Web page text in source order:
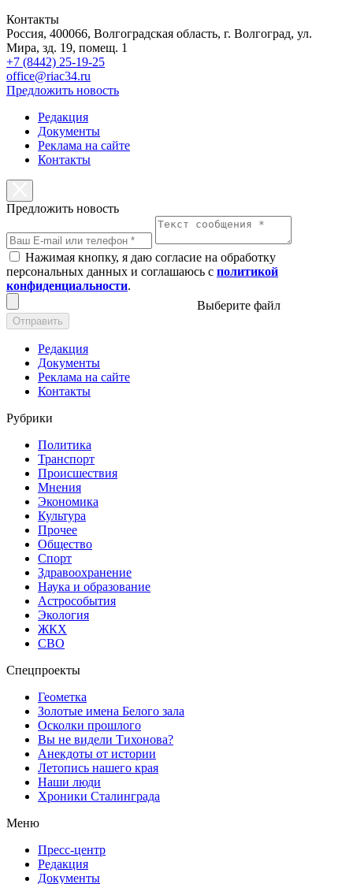
Контакты
Россия, 400066, Волгоградская область, г. Волгоград, ул.
Мира, зд. 19, помещ. 1
+7 (8442) 25-19-25
office@riac34.ru
Предложить новость
Редакция
Документы
Реклама на сайте
Контакты
Предложить новость
Нажимая кнопку, я даю согласие на обработку
персональных данных и соглашаюсь с политикой
конфиденциальности.
Выберите файл
Отправить
Редакция
Документы
Реклама на сайте
Контакты
Рубрики
Политика
Транспорт
Происшествия
Мнения
Экономика
Культура
Прочее
Общество
Спорт
Здравоохранение
Наука и образование
Астрособытия
Экология
ЖКХ
СВО
Спецпроекты
Геометка
Золотые имена Белого зала
Осколки прошлого
Вы не видели Тихонова?
Анекдоты от истории
Летопись нашего края
Наши люди
Хроники Сталинграда
Меню
Пресс-центр
Редакция
Документы